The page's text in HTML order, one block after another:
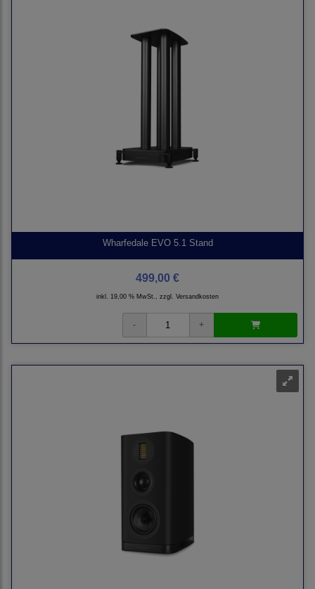
Wharfedale EVO 5.1 Stand
499,00 €
inkl. 19,00 % MwSt., zzgl. Versandkosten